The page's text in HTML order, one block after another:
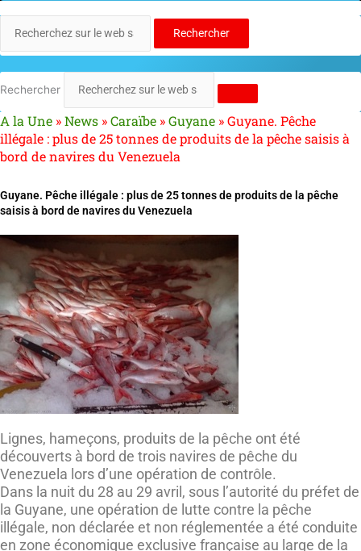
Rechercher
Rechercher
A la Une »News »Caraïbe »Guyane »Guyane. Pêche
illégale : plus de 25 tonnes de produits de la pêche saisis à
bord de navires du Venezuela
Guyane. Pêche illégale : plus de 25 tonnes de produits de la pêche
saisis à bord de navires du Venezuela
Lignes, hameçons, produits de la pêche ont été
découverts à bord de trois navires de pêche du
Venezuela lors d’une opération de contrôle.
Dans la nuit du 28 au 29 avril, sous l’autorité du préfet de
la Guyane, une opération de lutte contre la pêche
illégale, non déclarée et non réglementée a été conduite
en zone économique exclusive française au large de la